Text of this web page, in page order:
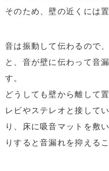
そのため、壁の近くには
音は振動して伝わるので
と、音が壁に伝わって音
す。
どうしても壁から離して
レビやステレオと接して
り、床に吸音マットを敷
りすると音漏れを抑える